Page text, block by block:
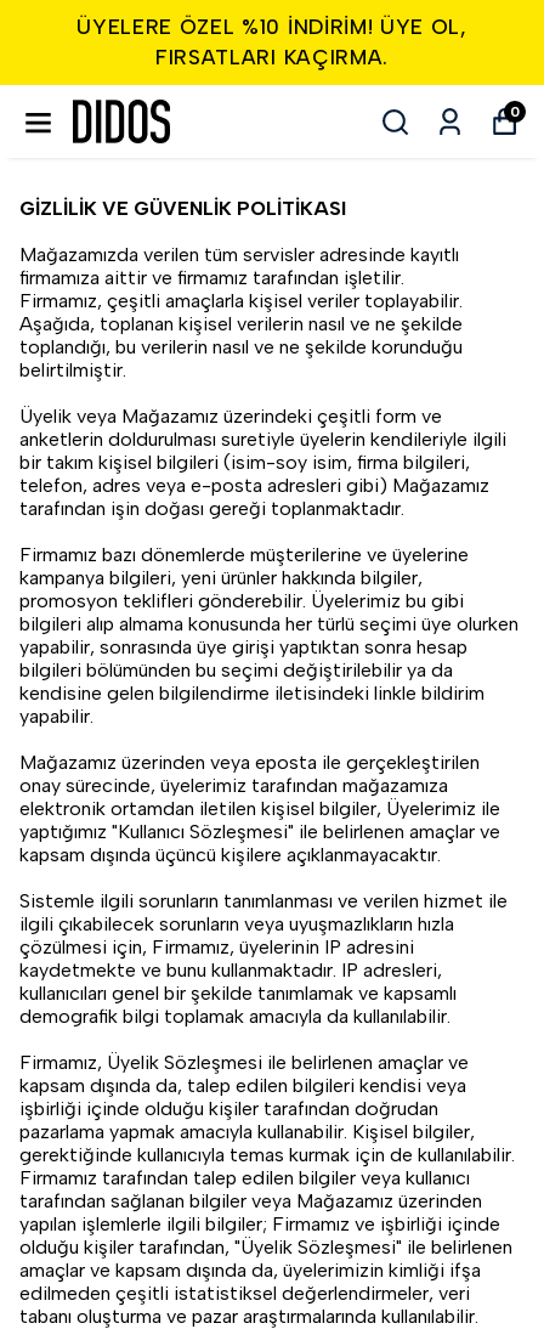
ÜYELERE ÖZEL %10 INDIRIM! ÜYE OL,
FIRSATLARI KAÇIRMA.
0
GİZLİLİK VE GÜVENLİK POLİTİKASI
Mağazamızda verilen tüm servisler adresinde kayıtlı
firmamıza aittir ve firmamız tarafından işletilir.
Firmamız, çeşitli amaçlarla kişisel veriler toplayabilir.
Aşağıda, toplanan kişisel verilerin nasıl ve ne şekilde
toplandığı, bu verilerin nasıl ve ne şekilde korunduğu
belirtilmiştir.
Üyelik veya Mağazamız üzerindeki çeşitli form ve
anketlerin doldurulması suretiyle üyelerin kendileriyle ilgili
bir takım kişisel bilgileri (isim-soy isim, firma bilgileri,
telefon, adres veya e-posta adresleri gibi) Mağazamız
tarafından işin doğası gereği toplanmaktadır.
Firmamız bazı dönemlerde müşterilerine ve üyelerine
kampanya bilgileri, yeni ürünler hakkında bilgiler,
promosyon teklifleri gönderebilir. Üyelerimiz bu gibi
bilgileri alıp almama konusunda her türlü seçimi üye olurken
yapabilir, sonrasında üye girişi yaptıktan sonra hesap
bilgileri bölümünden bu seçimi değiştirilebilir ya da
kendisine gelen bilgilendirme iletisindeki linkle bildirim
yapabilir.
Mağazamız üzerinden veya eposta ile gerçekleştirilen
onay sürecinde, üyelerimiz tarafından mağazamıza
elektronik ortamdan iletilen kişisel bilgiler, Üyelerimiz ile
yaptığımız "Kullanıcı Sözleşmesi" ile belirlenen amaçlar ve
kapsam dışında üçüncü kişilere açıklanmayacaktır.
Sistemle ilgili sorunların tanımlanması ve verilen hizmet ile
ilgili çıkabilecek sorunların veya uyuşmazlıkların hızla
çözülmesi için, Firmamız, üyelerinin IP adresini
kaydetmekte ve bunu kullanmaktadır. IP adresleri,
kullanıcıları genel bir şekilde tanımlamak ve kapsamlı
demografik bilgi toplamak amacıyla da kullanılabilir.
Firmamız, Üyelik Sözleşmesi ile belirlenen amaçlar ve
kapsam dışında da, talep edilen bilgileri kendisi veya
işbirliği içinde olduğu kişiler tarafından doğrudan
pazarlama yapmak amacıyla kullanabilir. Kişisel bilgiler,
gerektiğinde kullanıcıyla temas kurmak için de kullanılabilir.
Firmamız tarafından talep edilen bilgiler veya kullanıcı
tarafından sağlanan bilgiler veya Mağazamız üzerinden
yapılan işlemlerle ilgili bilgiler; Firmamız ve işbirliği içinde
olduğu kişiler tarafından, "Üyelik Sözleşmesi" ile belirlenen
amaçlar ve kapsam dışında da, üyelerimizin kimliği ifşa
edilmeden çeşitli istatistiksel değerlendirmeler, veri
tabanı oluşturma ve pazar araştırmalarında kullanılabilir.